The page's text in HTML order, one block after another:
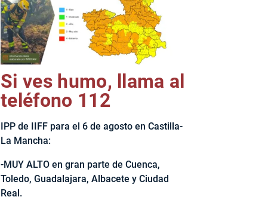
Si ves humo, llama al
teléfono 112
IPP de IIFF para el 6 de agosto en Castilla-
La Mancha:
-MUY ALTO en gran parte de Cuenca,
Toledo, Guadalajara, Albacete y Ciudad
Real.